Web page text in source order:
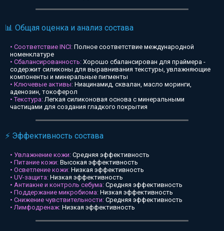
📊 Общая оценка и анализ состава
• Соответствие INCI: Полное соответствие международной
номенклатуре
• Сбалансированность: Хорошо сбалансирован для праймера -
содержит силиконы для выравнивания текстуры, увлажняющие
компоненты и минеральные пигменты
• Ключевые активы: Ниацинамид, сквалан, масло моринги,
аденозин, токоферол
• Текстура:Легкая силиконовая основа с минеральными
частицами для создания гладкого покрытия
⚡ Эффективность состава
• Увлажнение кожи: Средняя эффективность
• Питание кожи: Высокая эффективность
• Осветление кожи: Низкая эффективность
• UV-защита: Низкая эффективность
• Антиакне и контроль себума: Средняя эффективность
• Поддержание микробиома: Низкая эффективность
• Снижение чувствительности: Средняя эффективность
• Лимфодренаж: Низкая эффективность